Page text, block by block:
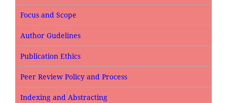
Focus and Scope
Author Gudelines
Publication Ethics
Peer Review Policy and Process
Indexing and Abstracting